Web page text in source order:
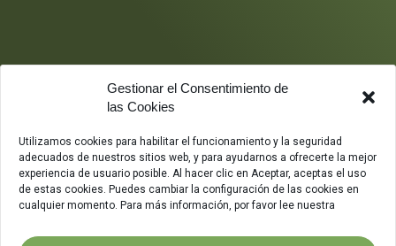
Gestionar el Consentimiento de
las Cookies
Utilizamos cookies para habilitar el funcionamiento y la seguridad
adecuados de nuestros sitios web, y para ayudarnos a ofrecerte la mejor
experiencia de usuario posible. Al hacer clic en Aceptar, aceptas el uso
de estas cookies. Puedes cambiar la configuración de las cookies en
cualquier momento. Para más información, por favor lee nuestra